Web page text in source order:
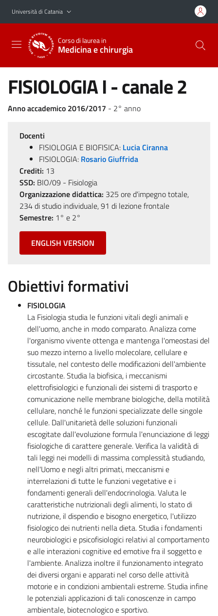
Vai al contenuto principale
Vai al menu di navigazione
Università di Catania
Corso di laurea in
Medicina e chirurgia
FISIOLOGIA I - canale 2
Anno accademico 2016/2017 - 2° anno
Docenti
FISIOLOGIA E BIOFISICA: Lucia Ciranna
FISIOLOGIA: Rosario Giuffrida
Crediti: 13
SSD: BIO/09 - Fisiologia
Organizzazione didattica: 325 ore d'impegno totale,
234 di studio individuale, 91 di lezione frontale
Semestre: 1° e 2°
ENGLISH VERSION
Obiettivi formativi
FISIOLOGIA
La Fisiologia studia le funzioni vitali degli animali e
dell'uomo, anche in modo comparato. Analizza come
l'organismo vivente ottenga e mantenga l'omeostasi del
suo mezzo interno a livello molecolare, cellulare e
tissutale, nel contesto delle modificazioni dell'ambiente
circostante. Studia la biofisica, i meccanismi
elettrofisiologici e funzionali dei sistemi di trasporto e
comunicazione nelle membrane biologiche, della motilità
cellulare, nonché le funzioni specializzate delle singole
cellule. Dall'unitarietà delle soluzioni funzionali
escogitate dall'evoluzione formula l'enunciazione di leggi
fisiologiche di carattere generale. Verifica la validità di
tali leggi nei modelli di massima complessità studiando,
nell'Uomo e negli altri primati, meccanismi e
interrelazioni di tutte le funzioni vegetative e i
fondamenti generali dell'endocrinologia. Valuta le
caratteristiche nutrizionali degli alimenti, lo stato di
nutrizione, il dispendio e bisogno energetico, l'utilizzo
fisiologico dei nutrienti nella dieta. Studia i fondamenti
neurobiologici e psicofisiologici relativi al comportamento
e alle interazioni cognitive ed emotive fra il soggetto e
l'ambiente. Analizza inoltre il funzionamento integrato
dei diversi organi e apparati nel corso delle attività
motorie e in condizioni ambientali estreme. Studia infine
le potenziali applicazioni di tali conoscenze in campo
ambientale, biotecnologico e sportivo.